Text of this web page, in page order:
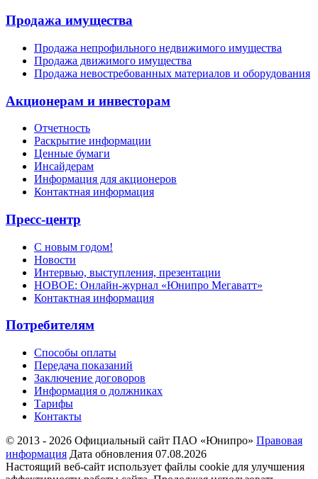
Продажа имущества
Продажа непрофильного недвижимого имущества
Продажа движимого имущества
Продажа невостребованных материалов и оборудования
Акционерам и инвесторам
Отчетность
Раскрытие информации
Ценные бумаги
Инсайдерам
Информация для акционеров
Контактная информация
Пресс-центр
С новым годом!
Новости
Интервью, выступления, презентации
НОВОЕ: Онлайн-журнал «Юнипро Мегаватт»
Контактная информация
Потребителям
Способы оплаты
Передача показаний
Заключение договоров
Информация о должниках
Тарифы
Контакты
© 2013 - 2026 Официальный сайт ПАО «Юнипро» Правовая
информация Дата обновления 07.08.2026
Настоящий веб-сайт использует файлы cookie для улучшения